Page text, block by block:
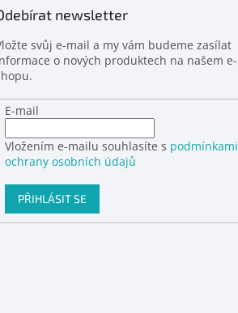
newsletter
svůj e-mail a my vám budeme zasílat
o nových produktech na našem e-
E-mail
Vložením e-mailu souhlasíte s podmínkami
ochrany osobních údajů
PŘIHLÁSIT SE